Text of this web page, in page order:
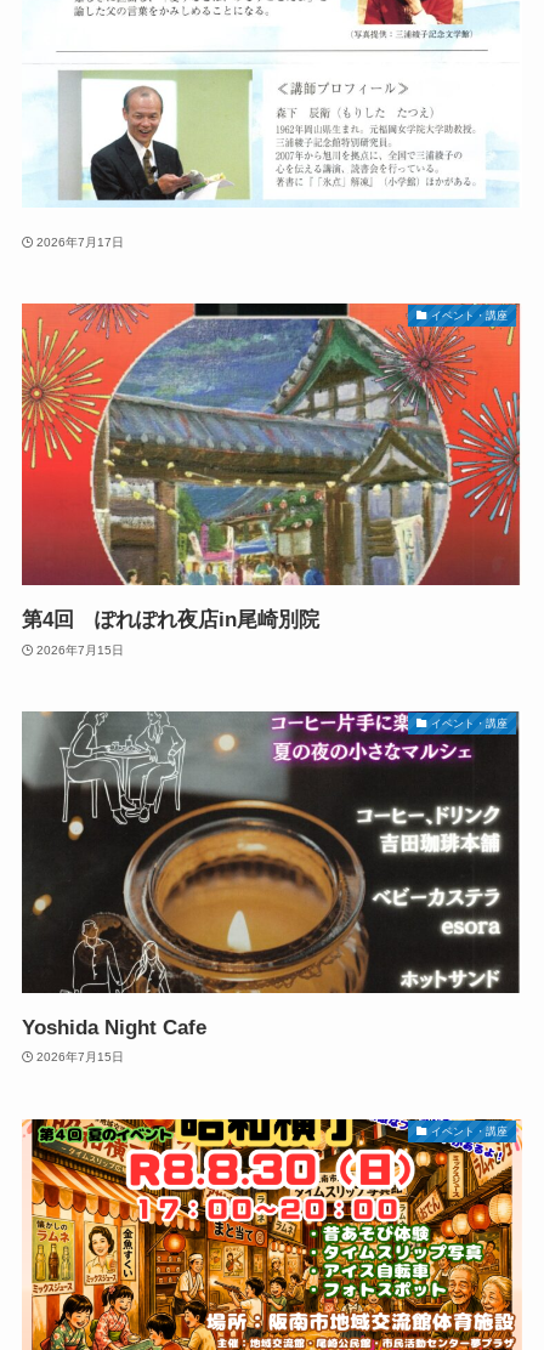
2026年7月17日
イベント・講座
第4回 ぽれぽれ夜店in尾崎別院
2026年7月15日
イベント・講座
Yoshida Night Cafe
2026年7月15日
イベント・講座